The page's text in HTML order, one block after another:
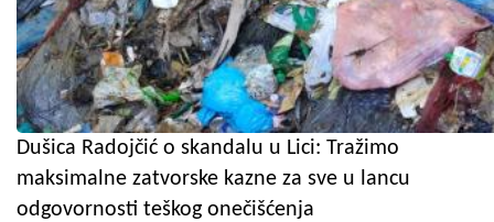
Dušica Radojčić o skandalu u Lici: Tražimo
maksimalne zatvorske kazne za sve u lancu
odgovornosti teškog onečišćenja